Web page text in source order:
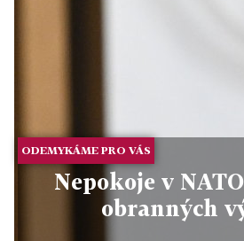
ODEMYKÁME PRO VÁS
Nepokoje v
obranných